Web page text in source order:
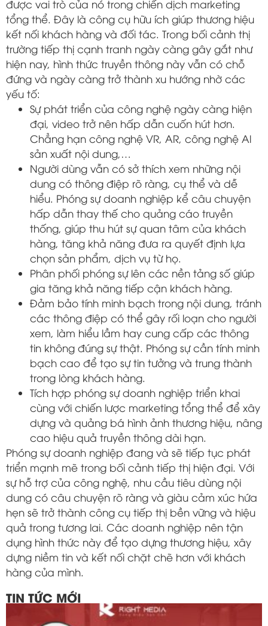
được vai trò của nó trong chiến dịch marketing
tổng thể. Đây là công cụ hữu ích giúp thương hiệu
kết nối khách hàng và đối tác. Trong bối cảnh thị
trường tiếp thị cạnh tranh ngày càng gây gắt như
hiện nay, hình thức truyền thông này vẫn có chỗ
đứng và ngày càng trở thành xu hướng nhờ các
yếu tố:
Sự phát triển của công nghệ ngày càng hiện
đại, video trở nên hấp dẫn cuốn hút hơn.
Chẳng hạn công nghệ VR, AR, công nghệ Al
sản xuất nội dung,…
Người dùng vẫn có sở thích xem những nội
dung có thông điệp rõ ràng, cụ thể và dễ
hiểu. Phóng sự doanh nghiệp kể câu chuyện
hấp dẫn thay thế cho quảng cáo truyền
thống, giúp thu hút sự quan tâm của khách
hàng, tăng khả năng đưa ra quyết định lựa
chọn sản phẩm, dịch vụ từ họ.
Phân phối phóng sự lên các nền tảng số giúp
gia tăng khả năng tiếp cận khách hàng.
Đảm bảo tính minh bạch trong nội dung, tránh
các thông điệp có thể gây rối loạn cho người
xem, làm hiểu lầm hay cung cấp các thông
tin không đúng sự thật. Phóng sự cần tính minh
bạch cao để tạo sự tin tưởng và trung thành
trong lòng khách hàng.
Tích hợp phóng sự doanh nghiệp triển khai
cùng với chiến lược marketing tổng thể để xây
dựng và quảng bá hình ảnh thương hiệu, nâng
cao hiệu quả truyền thông dài hạn.
Phóng sự doanh nghiệp đang và sẽ tiếp tục phát
triển mạnh mẽ trong bối cảnh tiếp thị hiện đại. Với
sự hỗ trợ của công nghệ, nhu cầu tiêu dùng nội
dung có câu chuyện rõ ràng và giàu cảm xúc hứa
hẹn sẽ trở thành công cụ tiếp thị bền vững và hiệu
quả trong tương lai. Các doanh nghiệp nên tận
dụng hình thức này để tạo dựng thương hiệu, xây
dựng niềm tin và kết nối chặt chẽ hơn với khách
hàng của mình.
TIN TỨC MỚI